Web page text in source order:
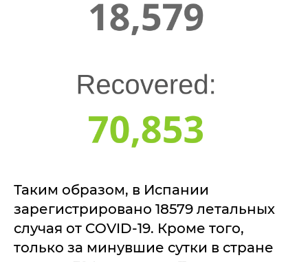
Таким образом, в Испании
зарегистрировано 18579 летальных
случая от COVID-19. Кроме того,
только за минувшие сутки в стране